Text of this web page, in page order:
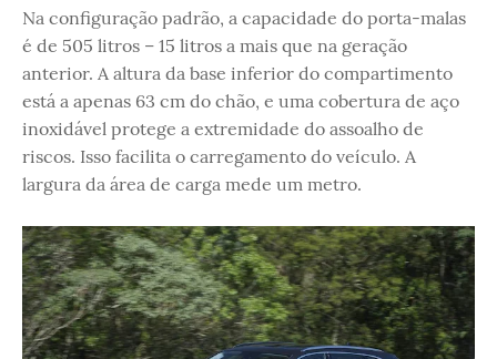
Na configuração padrão, a capacidade do porta-malas
é de 505 litros – 15 litros a mais que na geração
anterior. A altura da base inferior do compartimento
está a apenas 63 cm do chão, e uma cobertura de aço
inoxidável protege a extremidade do assoalho de
riscos. Isso facilita o carregamento do veículo. A
largura da área de carga mede um metro.